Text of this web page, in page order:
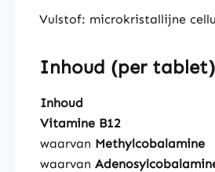
Vulstof: microkristallijne
Inhoud (per
Inhoud
Vitamine B12
waarvan Methylcobalamine
waarvan